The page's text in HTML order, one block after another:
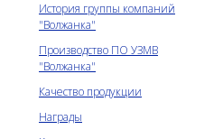
История группы компаний
"Волжанка"
Производство ПО УЗМВ
"Волжанка"
Качество продукции
Награды